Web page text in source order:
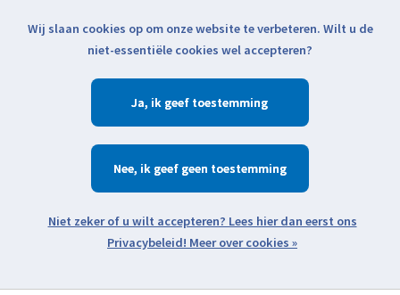
Klik voor actuele verzendinformatie...
Verlanglijst
Zoeken
Open webshop menu
Wij slaan cookies op om onze website te verbeteren. Wilt u de
niet-essentiële cookies wel accepteren?
Ja
Nee
Meer over cookies »